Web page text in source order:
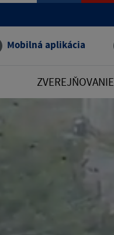
Mobilná aplikácia
ZVEREJŇOVANIE